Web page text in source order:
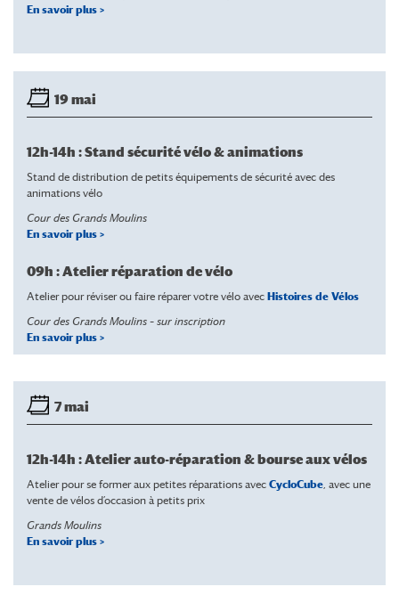
En savoir plus >
19 mai
12h-14h : Stand sécurité vélo & animations
Stand de distribution de petits équipements de sécurité avec des
animations vélo
Cour des Grands Moulins
En savoir plus >
09h : Atelier réparation de vélo
Atelier pour réviser ou faire réparer votre vélo avec Histoires de Vélos
Cour des Grands Moulins – sur inscription
En savoir plus >
7 mai
12h-14h : Atelier auto-réparation & bourse aux vélos
Atelier pour se former aux petites réparations avec CycloCube, avec une
vente de vélos d’occasion à petits prix
Grands Moulins
En savoir plus >